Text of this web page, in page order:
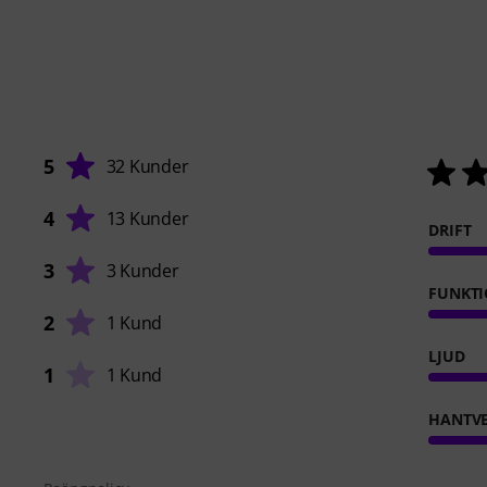
5 32 Kunder
4 13 Kunder
3 3 Kunder
2 1 Kund
1 1 Kund
DRIFT
LJUD